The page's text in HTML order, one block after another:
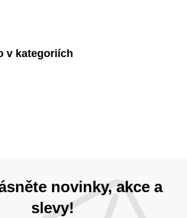
v kategoriích
novinky, akce a
slevy!